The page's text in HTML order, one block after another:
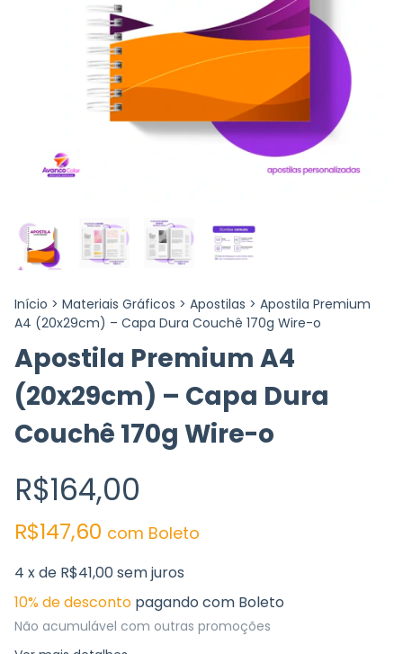
Início > Materiais Gráficos > Apostilas > Apostila Premium
A4 (20x29cm) – Capa Dura Couchê 170g Wire-o
Apostila Premium A4
(20x29cm) – Capa Dura
Couchê 170g Wire-o
R$164,00
R$147,60 com Boleto
4 x de R$41,00sem juros
10% de desconto pagando com Boleto
Não acumulável com outras promoções